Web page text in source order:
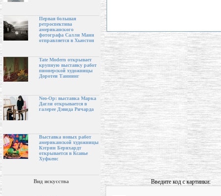
Первая большая
ретроспектива
американского
фотографа Салли Манн
отправляется в Хьюстон
Tate Modern открывает
крупную выставку работ
пионерской художницы
Доротеи Таннинг
Neo-Op: выставка Марка
Дагли открывается в
галерее Дэвида Ричарда
Выставка новых работ
американской художницы
Кэтрин Бернхардт
открывается в Ксавье
Хуфкенс
Вид искусства Введите код с картинки: